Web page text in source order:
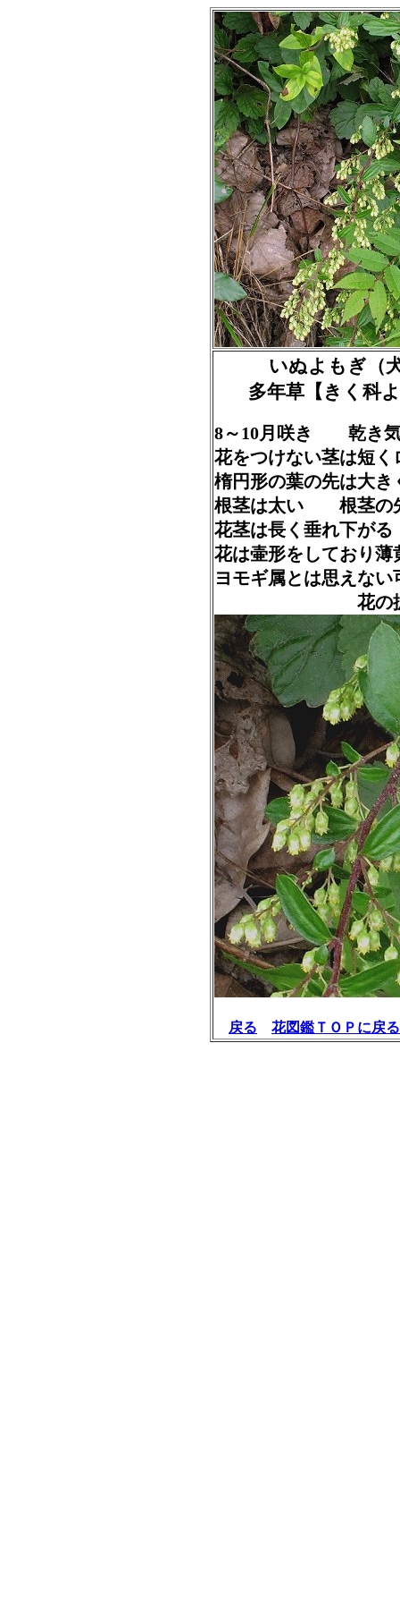
いぬよもぎ（
多年草【きく科
8～10月咲き 乾き気
花をつけない茎は短
楕円形の葉の先は大き
根茎は太い 根茎の
花茎は長く垂れ下が
花は壷形をしており薄
ヨモギ属とは思えな
花の拡大
戻る 花図鑑ＴＯＰに戻る